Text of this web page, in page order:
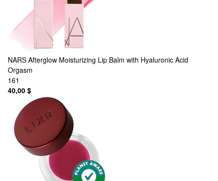
NARS Afterglow Moisturizing Lip Balm with Hyaluronic Acid
Orgasm
161
40,00 $